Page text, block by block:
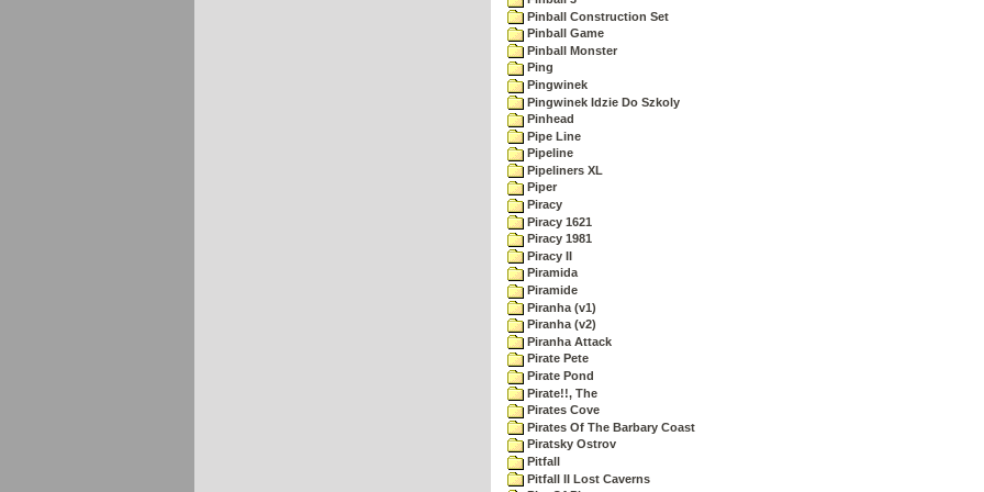
Pinball Construction Set
Pinball Game
Pinball Monster
Ping
Pingwinek
Pingwinek Idzie Do Szkoly
Pinhead
Pipe Line
Pipeline
Pipeliners XL
Piper
Piracy
Piracy 1621
Piracy 1981
Piracy II
Piramida
Piramide
Piranha (v1)
Piranha (v2)
Piranha Attack
Pirate Pete
Pirate Pond
Pirate!!, The
Pirates Cove
Pirates Of The Barbary Coast
Piratsky Ostrov
Pitfall
Pitfall II Lost Caverns